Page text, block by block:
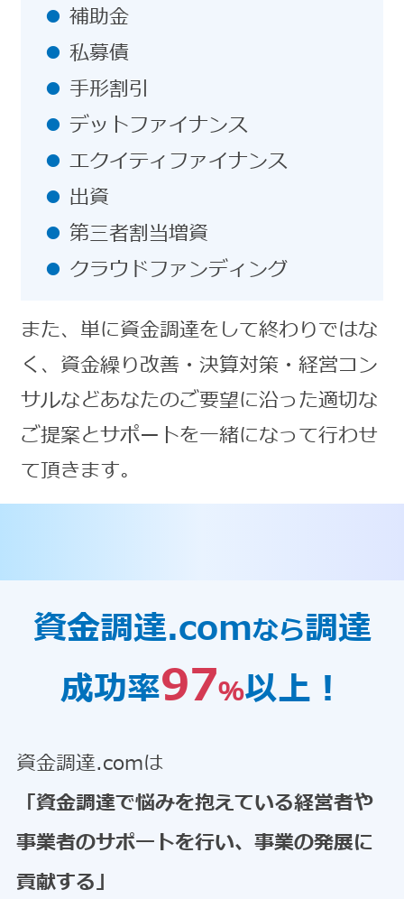
補助金
私募債
手形割引
デットファイナンス
エクイティファイナンス
出資
第三者割当増資
クラウドファンディング
また、単に資金調達をして終わりではな
く、資金繰り改善・決算対策・経営コン
サルなどあなたのご要望に沿った適切な
ご提案とサポートを一緒になって行わせ
て頂きます。
資金調達.comなら調達
成功率97％以上！
資金調達.comは
「資金調達で悩みを抱えている経営者や
事業者のサポートを行い、事業の発展に
貢献する」